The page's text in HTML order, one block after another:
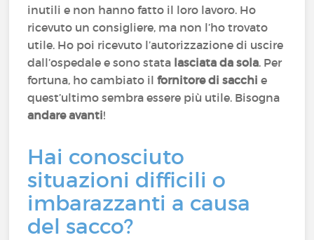
inutili e non hanno fatto il loro lavoro. Ho
ricevuto un consigliere, ma non l’ho trovato
utile. Ho poi ricevuto l’autorizzazione di uscire
dall’ospedale e sono stata lasciata da sola. Per
fortuna, ho cambiato ilfornitore di sacchi e
quest’ultimo sembra essere più utile. Bisogna
andare avanti!
Hai conosciuto
situazioni difficili o
imbarazzanti a causa
del sacco?